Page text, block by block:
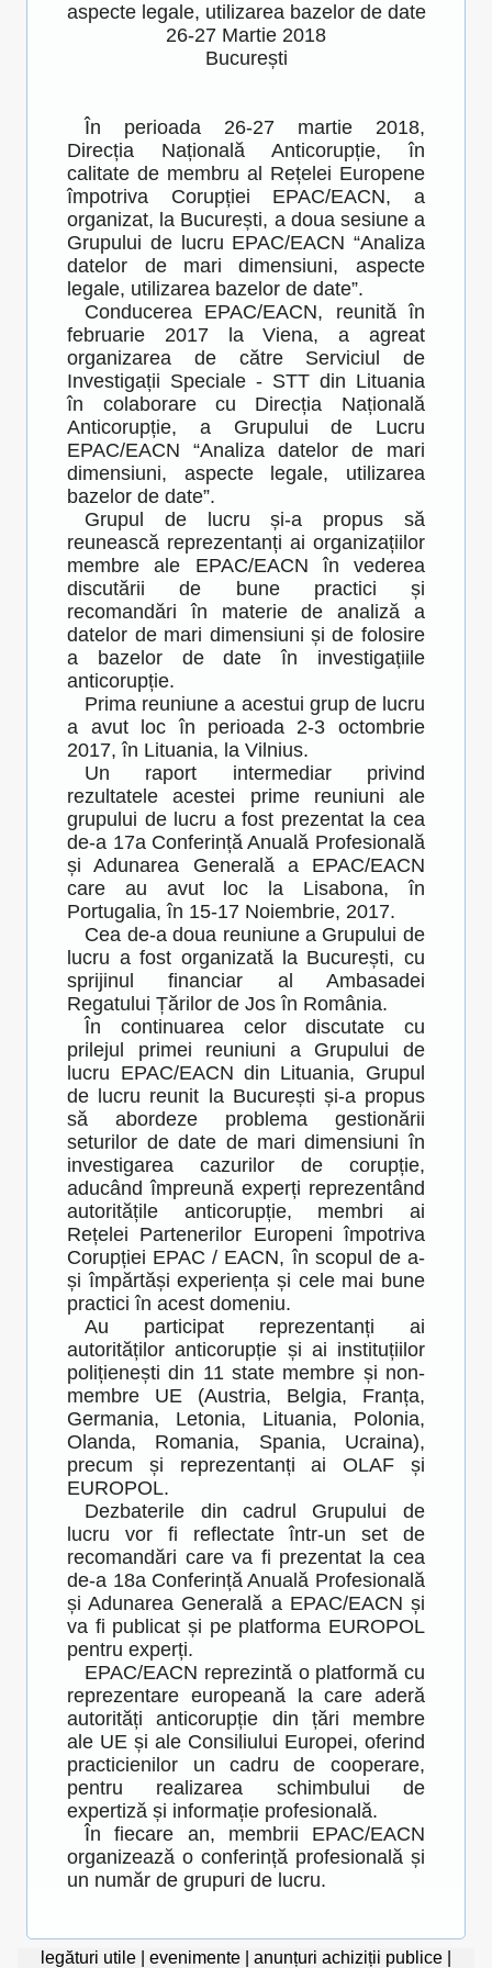
aspecte legale, utilizarea bazelor de date
26-27 Martie 2018
București
În perioada 26-27 martie 2018,
Direcția Națională Anticorupție, în
calitate de membru al Rețelei Europene
împotriva Corupției EPAC/EACN, a
organizat, la București, a doua sesiune a
Grupului de lucru EPAC/EACN “Analiza
datelor de mari dimensiuni, aspecte
legale, utilizarea bazelor de date”.
Conducerea EPAC/EACN, reunită în
februarie 2017 la Viena, a agreat
organizarea de către Serviciul de
Investigații Speciale - STT din Lituania
în colaborare cu Direcția Națională
Anticorupție, a Grupului de Lucru
EPAC/EACN “Analiza datelor de mari
dimensiuni, aspecte legale, utilizarea
bazelor de date”.
Grupul de lucru și-a propus să
reunească reprezentanți ai organizațiilor
membre ale EPAC/EACN în vederea
discutării de bune practici și
recomandări în materie de analiză a
datelor de mari dimensiuni și de folosire
a bazelor de date în investigațiile
anticorupție.
Prima reuniune a acestui grup de lucru
a avut loc în perioada 2-3 octombrie
2017, în Lituania, la Vilnius.
Un raport intermediar privind
rezultatele acestei prime reuniuni ale
grupului de lucru a fost prezentat la cea
de-a 17a Conferință Anuală Profesională
și Adunarea Generală a EPAC/EACN
care au avut loc la Lisabona, în
Portugalia, în 15-17 Noiembrie, 2017.
Cea de-a doua reuniune a Grupului de
lucru a fost organizată la București, cu
sprijinul financiar al Ambasadei
Regatului Țărilor de Jos în România.
În continuarea celor discutate cu
prilejul primei reuniuni a Grupului de
lucru EPAC/EACN din Lituania, Grupul
de lucru reunit la București și-a propus
să abordeze problema gestionării
seturilor de date de mari dimensiuni în
investigarea cazurilor de corupție,
aducând împreună experți reprezentând
autoritățile anticorupție, membri ai
Rețelei Partenerilor Europeni împotriva
Corupției EPAC / EACN, în scopul de a-
și împărtăși experiența și cele mai bune
practici în acest domeniu.
Au participat reprezentanți ai
autorităților anticorupție și ai instituțiilor
polițienești din 11 state membre și non-
membre UE (Austria, Belgia, Franța,
Germania, Letonia, Lituania, Polonia,
Olanda, Romania, Spania, Ucraina),
precum și reprezentanți ai OLAF și
EUROPOL.
Dezbaterile din cadrul Grupului de
lucru vor fi reflectate într-un set de
recomandări care va fi prezentat la cea
de-a 18a Conferință Anuală Profesională
și Adunarea Generală a EPAC/EACN și
va fi publicat și pe platforma EUROPOL
pentru experți.
EPAC/EACN reprezintă o platformă cu
reprezentare europeană la care aderă
autorități anticorupție din țări membre
ale UE și ale Consiliului Europei, oferind
practicienilor un cadru de cooperare,
pentru realizarea schimbului de
expertiză și informație profesională.
În fiecare an, membrii EPAC/EACN
organizează o conferință profesională și
un număr de grupuri de lucru.
legături utile evenimente anunțuri achiziții publice